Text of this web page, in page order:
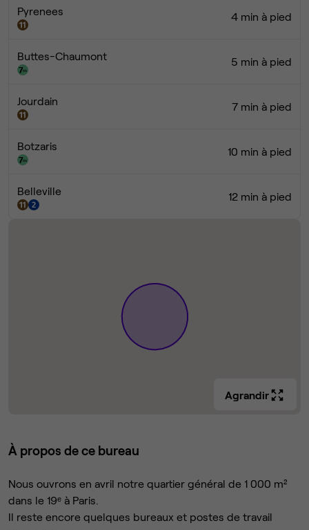
Pyrenees 4 min à pied
Buttes-Chaumont 5 min à pied
Jourdain 7 min à pied
Botzaris 10 min à pied
Belleville 12 min à pied
Agrandir
À propos de ce bureau
Nous ouvrons en avril notre quartier général de 1 000 m²
dans le 19ᵉ à Paris.
Il reste encore quelques bureaux et postes de travail